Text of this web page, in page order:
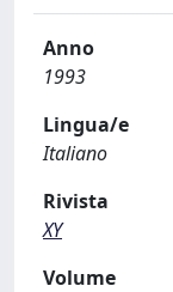
Anno
1993
Lingua/e
Italiano
Rivista
XY
Volume